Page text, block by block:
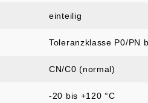
einteilig
Toleranzklasse P0/PN
CN/C0 (normal)
-20 bis +120 °C